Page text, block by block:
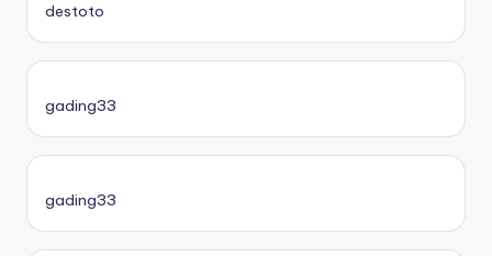
destoto
gading33
gading33